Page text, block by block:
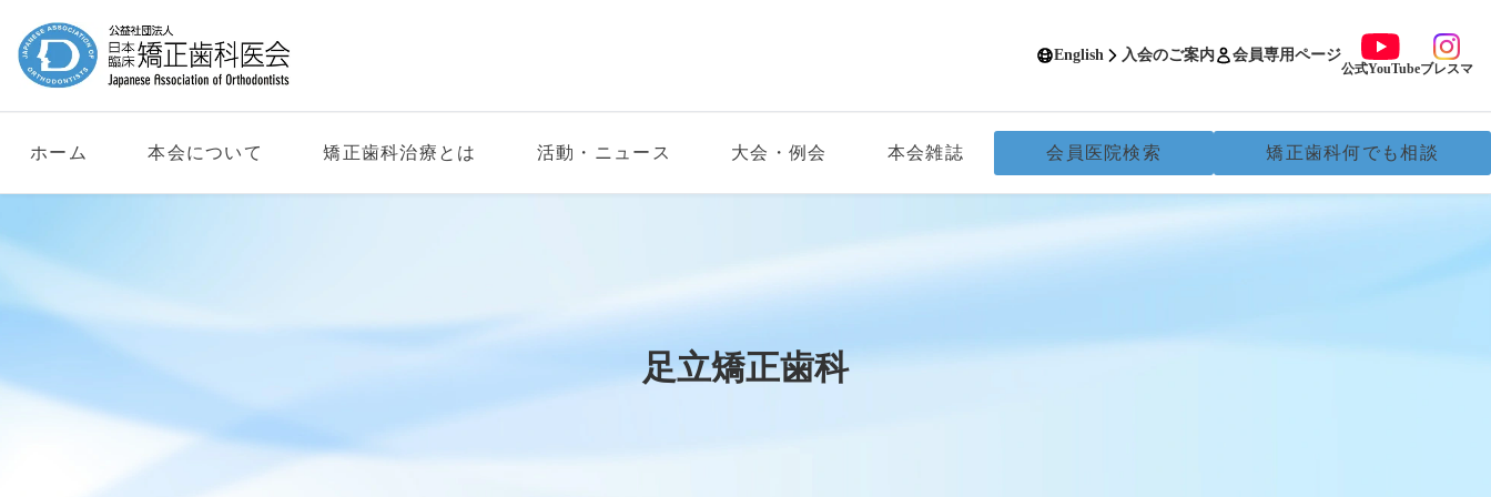
English 入会のご案内 会員専用ページ
公式YouTubeブレスマ
ホーム 本会について 矯正歯科治療とは 活動・ニュース 大会・例会 本会雑誌 会員医院検索 矯正歯科何でも相談
足立矯正歯科